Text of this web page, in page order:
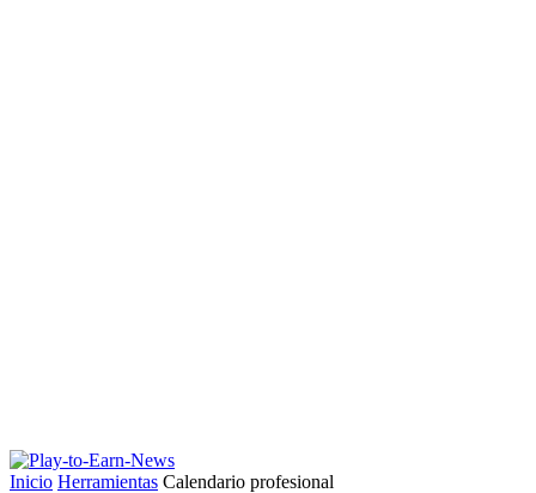
Inicio Herramientas Calendario profesional